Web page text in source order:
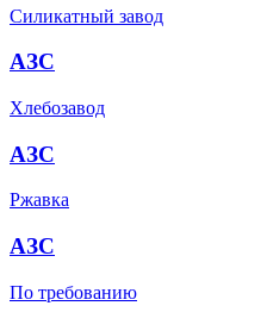
Силикатный завод
АЗС
Хлебозавод
АЗС
Ржавка
АЗС
По требованию